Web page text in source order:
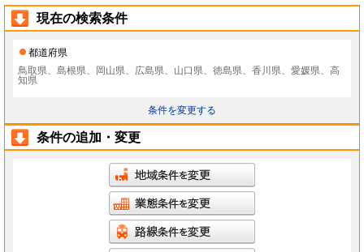
以下の各号の条件を全て満たした者を本サービスの会員(以下「会員」)とします。
本規約に同意した者
当社所定の登録情報を当社へ提出した者
前項にかかわらず、以下の各号のいずれかに当てはまる者は会員となる資格を持たないもの
とし、会員登録が否認されることがあります。
なお、既に会員として登録されている者が以下の条件に当てはまっている場合、当社は何ら
通告なく、当社の判断により随時に本サービスを中止、もしくはその者の会員としての資格
当社へ虚偽の事項を報告した者
破産状態もしくはそれと同等の状態にあり、信用状態が著しく悪化している者
差押え、仮差押え、仮処分、租税滞納処分等を受けている者
当社、本サービス、又は他の会員の信用もしくは権利を侵害する恐れがあると当社が
暴力団員(準構成員個人を含みます)、その他の反社会的団体の構成員等
公序良俗に反する行為をした者
犯罪歴がある者
過去に当社より会員登録を取り消されたことがある者
本規約に違反した者
前項の措置により会員が損害を被った場合でも、当社はその責任を負わないものとします。
現在の検索条件
都道府県
鳥取県、島根県、岡山県、広島県、山口県、徳島県、香川県、愛媛県、高
知県
条件を変更する
条件の追加・変更